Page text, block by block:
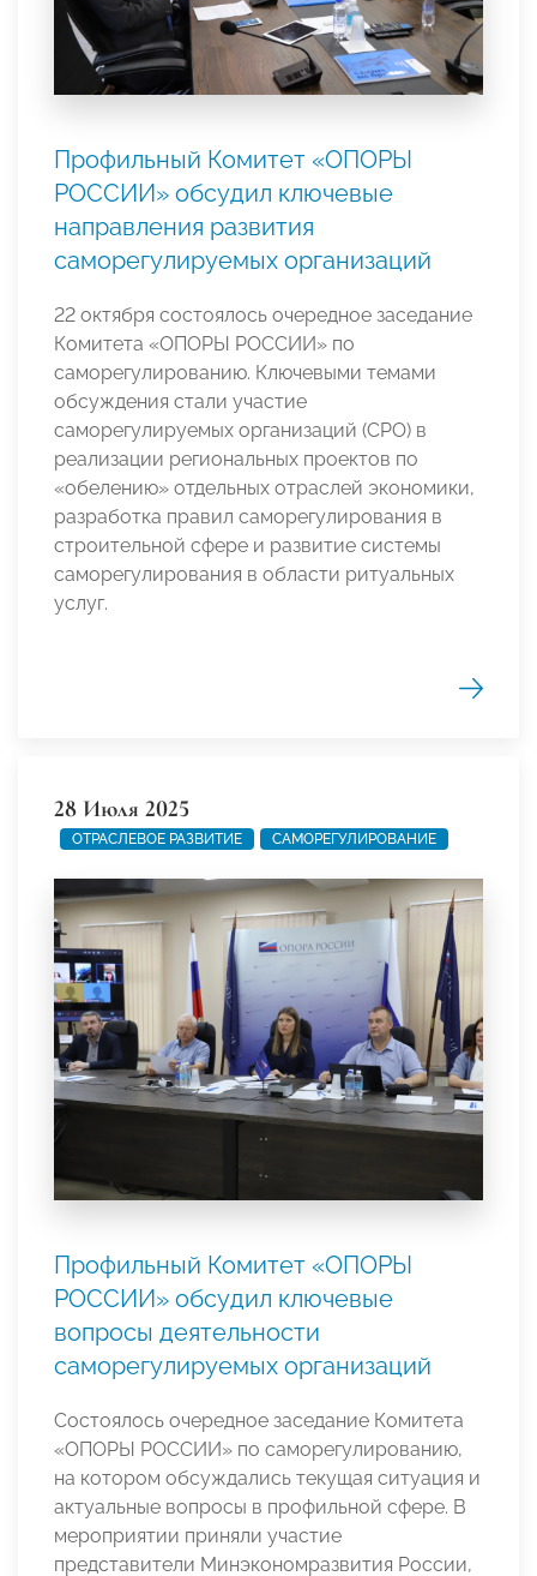
Профильный Комитет «ОПОРЫ
РОССИИ» обсудил ключевые
направления развития
саморегулируемых организаций
22 октября состоялось очередное заседание
Комитета «ОПОРЫ РОССИИ» по
саморегулированию. Ключевыми темами
обсуждения стали участие
саморегулируемых организаций (СРО) в
реализации региональных проектов по
«обелению» отдельных отраслей экономики,
разработка правил саморегулирования в
строительной сфере и развитие системы
саморегулирования в области ритуальных
услуг.
28 Июля 2025
ОТРАСЛЕВОЕ РАЗВИТИЕ САМОРЕГУЛИРОВАНИЕ
Профильный Комитет «ОПОРЫ
РОССИИ» обсудил ключевые
вопросы деятельности
саморегулируемых организаций
Состоялось очередное заседание Комитета
«ОПОРЫ РОССИИ» по саморегулированию,
на котором обсуждались текущая ситуация и
актуальные вопросы в профильной сфере. В
мероприятии приняли участие
представители Минэкономразвития России,